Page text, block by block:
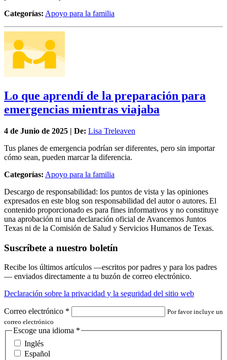
Categorías: Apoyo para la familia
Lo que aprendí de la preparación para
emergencias mientras viajaba
4 de Junio de 2025 | De: Lisa Treleaven
Tus planes de emergencia podrían ser diferentes, pero sin importar
cómo sean, pueden marcar la diferencia.
Categorías: Apoyo para la familia
Descargo de responsabilidad: los puntos de vista y las opiniones
expresados en este blog son responsabilidad del autor o autores. El
contenido proporcionado es para fines informativos y no constituye
una aprobación ni una declaración oficial de Avancemos Juntos
Texas ni de la Comisión de Salud y Servicios Humanos de Texas.
Suscríbete a nuestro boletín
Recibe los últimos artículos —escritos por padres y para los padres
— enviados directamente a tu buzón de correo electrónico.
Declaración sobre la privacidad y la seguridad del sitio web
Correo electrónico *
Por favor incluye un
correo electrónico
Escoge una idioma *
Inglés
Español